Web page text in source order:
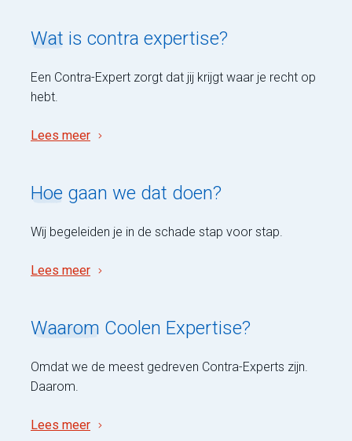
Wat is contra expertise?
Een Contra-Expert zorgt dat jij krijgt waar je recht op
hebt.
Lees meer
Hoe gaan we dat doen?
Wij begeleiden je in de schade stap voor stap.
Lees meer
Waarom Coolen Expertise?
Omdat we de meest gedreven Contra-Experts zijn.
Daarom.
Lees meer